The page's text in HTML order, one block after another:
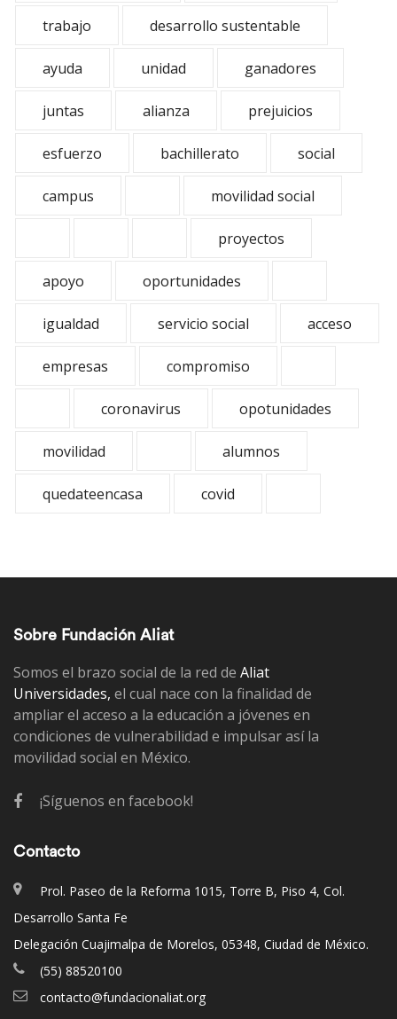
trabajo desarrollo sustentable
ayuda unidad ganadores
juntas alianza prejuicios
esfuerzo bachillerato social
campus movilidad social
proyectos
apoyo oportunidades
igualdad servicio social acceso
empresas compromiso
coronavirus opotunidades
movilidad alumnos
quedateencasa covid
Sobre Fundación Aliat
Somos el brazo social de la red de Aliat
Universidades, el cual nace con la finalidad de
ampliar el acceso a la educación a jóvenes en
condiciones de vulnerabilidad e impulsar así la
movilidad social en México.
¡Síguenos en facebook!
Contacto
Prol. Paseo de la Reforma 1015, Torre B, Piso 4, Col.
Desarrollo Santa Fe
Delegación Cuajimalpa de Morelos, 05348, Ciudad de México.
(55) 88520100
contacto@fundacionaliat.org